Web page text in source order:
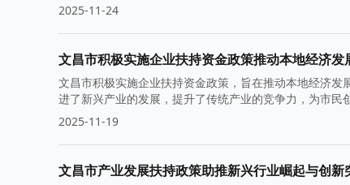
2025-11-24
文昌市积极实施企业扶持资金政策推动本地经济发
文昌市积极实施企业扶持资金政策，旨在推动本地经济
进了新兴产业的发展，提升了传统产业的竞争力，为市民
2025-11-19
文昌市产业发展扶持政策助推新兴行业崛起与创新